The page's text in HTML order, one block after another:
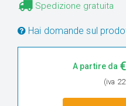
Spedizione gratuita
Hai domande sul
A partire da €
(iva